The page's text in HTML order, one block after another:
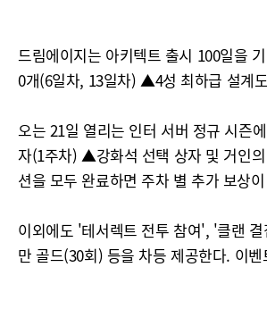
드림에이지는 아키텍트 출시 100일을
0개(6일차, 13일차) ▲4성 최하급 설계
오는 21일 열리는 인터 서버 정규 시즌
자(1주차) ▲강화석 선택 상자 및 거인
션을 모두 완료하면 주차 별 추가 보상
이외에도 '테서렉트 전투 참여', '클랜
만 골드(30회) 등을 차등 제공한다. 이